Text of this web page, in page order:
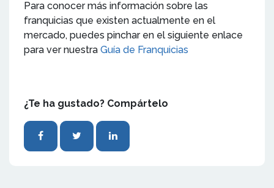
Para conocer más información sobre las
franquicias que existen actualmente en el
mercado, puedes pinchar en el siguiente enlace
para ver nuestra Guía de Franquicias
¿Te ha gustado? Compártelo